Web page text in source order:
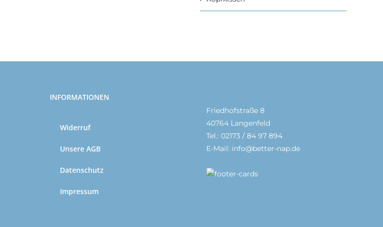
INFORMATIONEN
Widerruf
Unsere AGB
Datenschutz
Impressum
Friedhofstraße 8
40764 Langenfeld
Tel.: 02173 / 84 97 894
E-Mail: info@better-nap.de